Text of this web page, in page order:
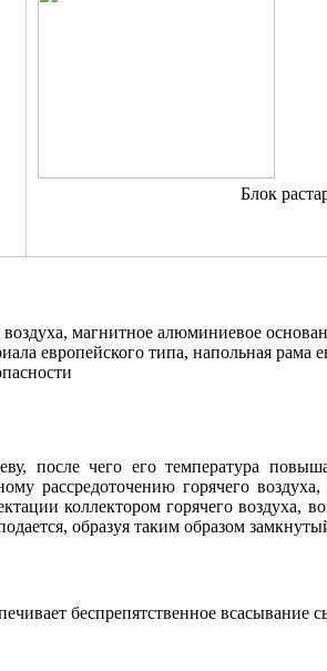
Блок
магнитное алюминиевое
европейского типа, напольная рама
после чего его температура
рассредоточению горячего воздуха,
коллектором горячего воздуха,
образуя таким образом
беспрепятственное всасывание